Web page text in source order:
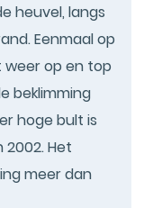
heuvel, langs
Eenmaal op
weer op en top
beklimming
hoge bult is
Het
meer dan